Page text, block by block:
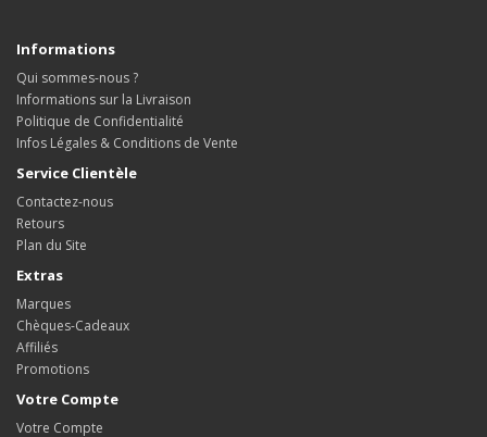
Informations
Qui sommes-nous ?
Informations sur la Livraison
Politique de Confidentialité
Infos Légales & Conditions de Vente
Service Clientèle
Contactez-nous
Retours
Plan du Site
Extras
Marques
Chèques-Cadeaux
Affiliés
Promotions
Votre Compte
Votre Compte